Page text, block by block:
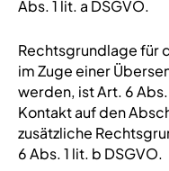
Abs. 1 lit. a DSGVO.
Rechtsgrundlage für
im Zuge einer
werden, ist Art. 6
Kontakt auf den
zusätzliche
6 Abs. 1 lit. b DSGVO.